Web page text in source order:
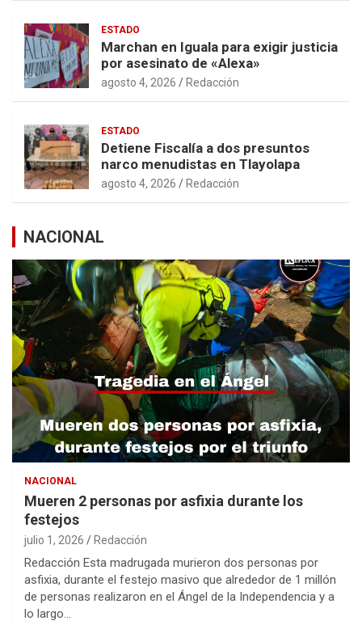
ESTADO
Marchan en Iguala para exigir justicia
por asesinato de «Alexa»
agosto 4, 2026 Redacción
ESTADO
Detiene Fiscalía a dos presuntos
narco menudistas en Tlayolapa
agosto 4, 2026 Redacción
NACIONAL
NACIONAL
Mueren 2 personas por asfixia durante los
festejos
julio 1, 2026 Redacción
Redacción Esta madrugada murieron dos personas por
asfixia, durante el festejo masivo que alrededor de 1 millón
de personas realizaron en el Ángel de la Independencia y a
lo largo…